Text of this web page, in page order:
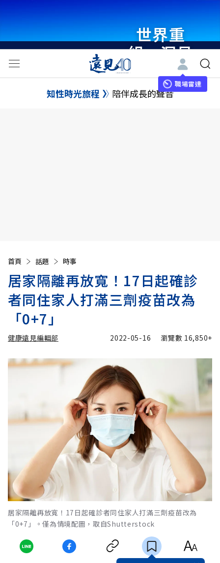
世界重
組・洞見
未來 與
世界領袖
職場雷達
知性時光旅程 陪伴成長的聲音
首頁 話題 時事
居家隔離再放寬！17日起確診
者同住家人打滿三劑疫苗改為
「0+7」
健康遠見編輯部 2022-05-16 瀏覽數 16,850+
居家隔離再放寬！17日起確診者同住家人打滿三劑疫苗改為
「0+7」。僅為情境配圖，取自Shutterstock